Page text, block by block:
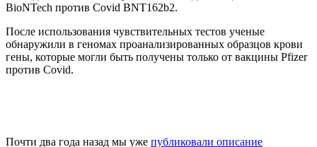
BioNTech против Covid BNT162b2.
После использования чувствительных тестов ученые
обнаружили в геномах проанализированных образцов крови
гены, которые могли быть получены только от вакцины Pfizer
против Covid.
Почти два года назад мы уже публиковали описание